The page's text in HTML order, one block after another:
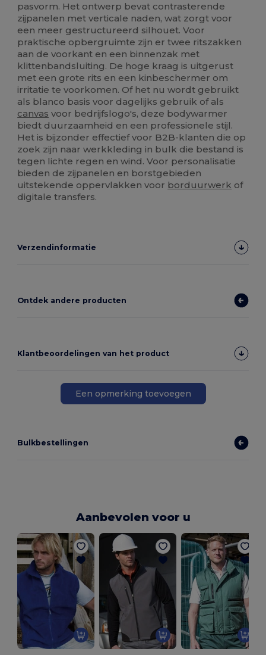
pasvorm. Het ontwerp bevat contrasterende
zijpanelen met verticale naden, wat zorgt voor
een meer gestructureerd silhouet. Voor
praktische opbergruimte zijn er twee ritszakken
aan de voorkant en een binnenzak met
klittenbandsluiting. De hoge kraag is uitgerust
met een grote rits en een kinbeschermer om
irritatie te voorkomen. Of het nu wordt gebruikt
als blanco basis voor dagelijks gebruik of als
canvas voor bedrijfslogo's, deze bodywarmer
biedt duurzaamheid en een professionele stijl.
Het is bijzonder effectief voor B2B-klanten die op
zoek zijn naar werkkleding in bulk die bestand is
tegen lichte regen en wind. Voor personalisatie
bieden de zijpanelen en borstgebieden
uitstekende oppervlakken voor borduurwerk of
digitale transfers.
Verzendinformatie
Ontdek andere producten
Klantbeoordelingen van het product
Een opmerking toevoegen
Bulkbestellingen
Aanbevolen voor u